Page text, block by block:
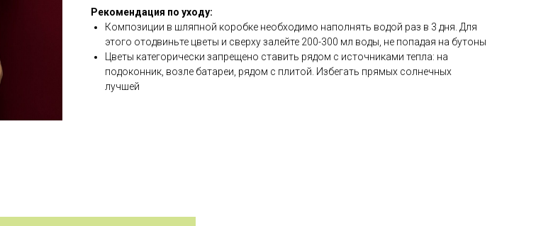
Рекомендация по уходу:
Композиции в шляпной коробке необходимо наполнять водой раз в 3 дня. Для
этого отодвиньте цветы и сверху залейте 200-300 мл воды, не попадая на бутоны
Цветы категорически запрещено ставить рядом с источниками тепла: на
подоконник, возле батареи, рядом с плитой. Избегать прямых солнечных
лучшей